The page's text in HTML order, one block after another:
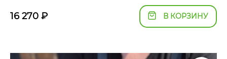
16 270 ₽ В КОРЗИНУ